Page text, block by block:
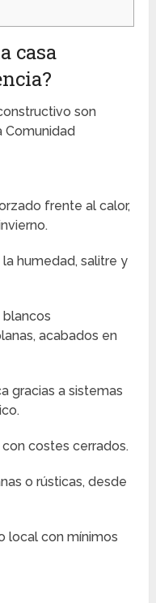
casa
son
Comunidad
frente al calor,
humedad, salitre y
blancos
acabados en
gracias a sistemas
costes cerrados.
o rústicas, desde
local con mínimos